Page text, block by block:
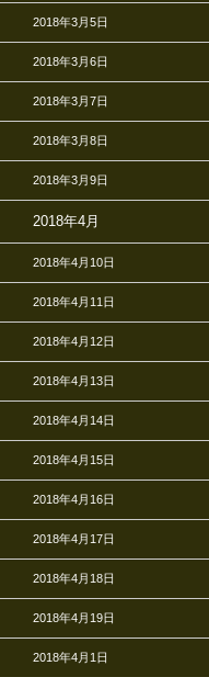
2018年3月5日
2018年3月6日
2018年3月7日
2018年3月8日
2018年3月9日
2018年4月
2018年4月10日
2018年4月11日
2018年4月12日
2018年4月13日
2018年4月14日
2018年4月15日
2018年4月16日
2018年4月17日
2018年4月18日
2018年4月19日
2018年4月1日